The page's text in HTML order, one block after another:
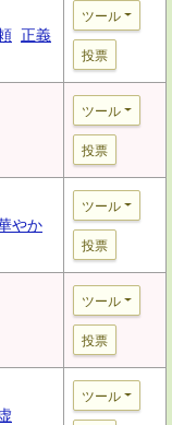
正義
ツール
投票
ツール
投票
やか
ツール
投票
ツール
投票
ツール